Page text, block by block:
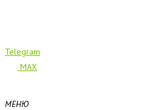
Telegram
MAX
МЕНЮ